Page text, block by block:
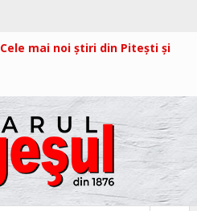
Cele mai noi știri din Pitești și